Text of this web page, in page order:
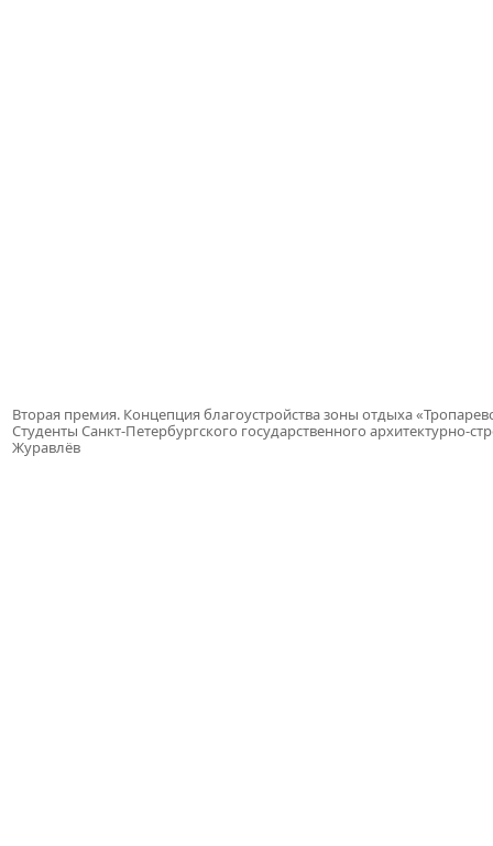
Вторая премия. Концепция благоустройства зоны отдыха
Студенты Санкт-Петербургского государственного
Журавлёв